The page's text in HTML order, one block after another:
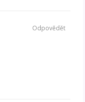
Odpovědět